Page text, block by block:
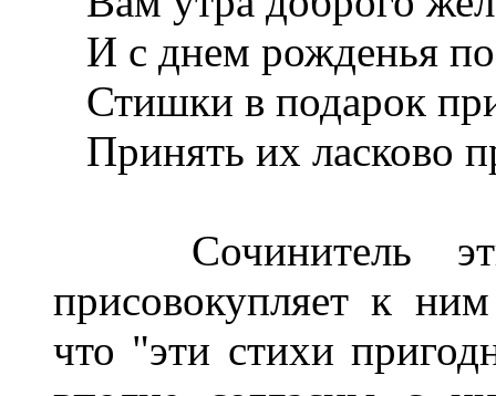
И с днем рожденья
Стишки в подарок
Принять их ласково
Сочинитель
присовокупляет к
что "эти стихи